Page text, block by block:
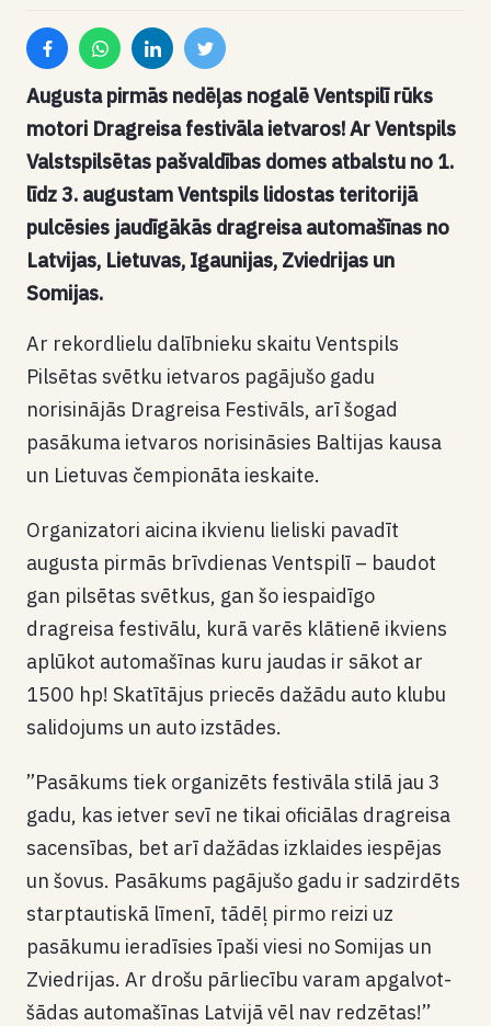
Augusta pirmās nedēļas nogalē Ventspilī rūks
motori Dragreisa festivāla ietvaros! Ar Ventspils
Valstspilsētas pašvaldības domes atbalstu no 1.
līdz 3. augustam Ventspils lidostas teritorijā
pulcēsies jaudīgākās dragreisa automašīnas no
Latvijas, Lietuvas, Igaunijas, Zviedrijas un
Somijas.
Ar rekordlielu dalībnieku skaitu Ventspils
Pilsētas svētku ietvaros pagājušo gadu
norisinājās Dragreisa Festivāls, arī šogad
pasākuma ietvaros norisināsies Baltijas kausa
un Lietuvas čempionāta ieskaite.
Organizatori aicina ikvienu lieliski pavadīt
augusta pirmās brīvdienas Ventspilī – baudot
gan pilsētas svētkus, gan šo iespaidīgo
dragreisa festivālu, kurā varēs klātienē ikviens
aplūkot automašīnas kuru jaudas ir sākot ar
1500 hp! Skatītājus priecēs dažādu auto klubu
salidojums un auto izstādes.
”Pasākums tiek organizēts festivāla stilā jau 3
gadu, kas ietver sevī ne tikai oficiālas dragreisa
sacensības, bet arī dažādas izklaides iespējas
un šovus. Pasākums pagājušo gadu ir sadzirdēts
starptautiskā līmenī, tādēļ pirmo reizi uz
pasākumu ieradīsies īpaši viesi no Somijas un
Zviedrijas. Ar drošu pārliecību varam apgalvot-
šādas automašīnas Latvijā vēl nav redzētas!’’